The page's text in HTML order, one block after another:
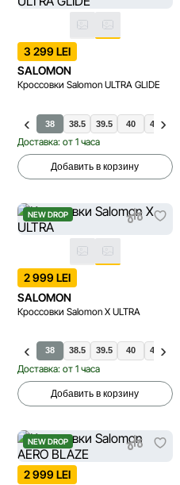
3 299 LEI
SALOMON
Кроссовки Salomon ULTRA GLIDE
37.5 38 38.5 39.5 40 40.5
Доставка: от 1 часа
Добавить в корзину
NEW DROP
2 999 LEI
SALOMON
Кроссовки Salomon X ULTRA
37.5 38 38.5 39.5 40 40.5
Доставка: от 1 часа
Добавить в корзину
42 42.5 43.5 44
NEW DROP
2 999 LEI